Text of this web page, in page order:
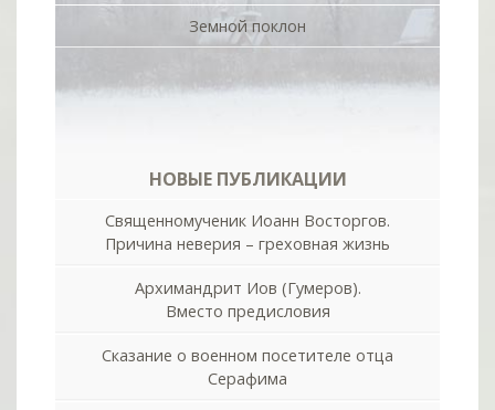
Земной поклон
НОВЫЕ ПУБЛИКАЦИИ
Священномученик Иоанн Восторгов.
Причина неверия – греховная жизнь
Архимандрит Иов (Гумеров).
Вместо предисловия
Сказание о военном посетителе отца
Серафима